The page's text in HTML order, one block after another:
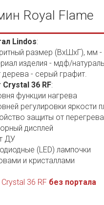
Royal Flame
Lindos:
размер (ВхШхГ), мм -
изделия - мдф/
дерева - серый графит.
Crystal 36 RF:
функции нагрева
регулировки яркости
защиты от перегрева
дисплей
ДУ
(LED) лампочки
и кристаллами
36 RF без портала